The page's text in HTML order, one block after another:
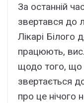
За останній
звертався до
Лікарі Білого
працюють,
щодо того,
звертається
про це нічого